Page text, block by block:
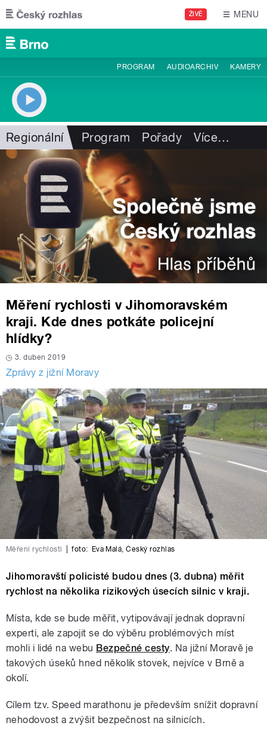
Přejít k hlavnímu obsahu
ŽIVĚ MENU
PROGRAM AUDIOARCHIV KAMERY
Regionální Program Pořady Více…
Měření rychlosti v Jihomoravském
kraji. Kde dnes potkáte policejní
hlídky?
3. duben 2019
Zprávy z jižní Moravy
Měření rychlosti foto: Eva Malá,Český rozhlas
Jihomoravští policisté budou dnes (3. dubna) měřit
rychlost na několika rizikových úsecích silnic v kraji.
Místa, kde se bude měřit, vytipovávají jednak dopravní
experti, ale zapojit se do výběru problémových míst
mohli i lidé na webu Bezpečné cesty. Na jižní Moravě je
takových úseků hned několik stovek, nejvíce v Brně a
okolí.
Cílem tzv. Speed marathonu je především snížit dopravní
nehodovost a zvýšit bezpečnost na silnicích.